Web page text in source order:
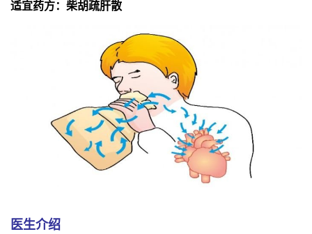
适宜药方：柴胡疏肝散
医生介绍